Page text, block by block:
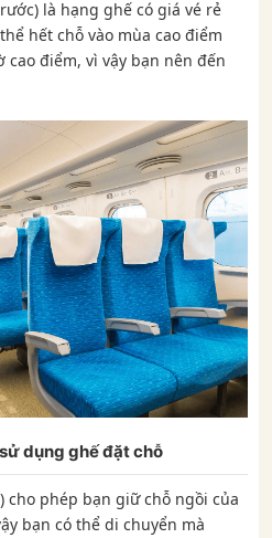
là hạng ghế có giá vé rẻ
hết chỗ vào mùa cao điểm
điểm, vì vậy bạn nên đến
dụng ghế đặt chỗ
cho phép bạn giữ chỗ ngồi của
bạn có thể di chuyển mà